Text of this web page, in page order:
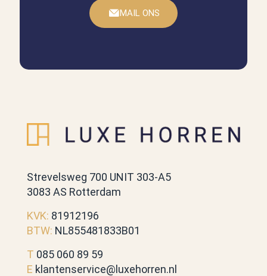
MAIL ONS
Strevelsweg 700 UNIT 303-A5
3083 AS Rotterdam
KVK: 81912196
BTW: NL855481833B01
T 085 060 89 59
E klantenservice@luxehorren.nl